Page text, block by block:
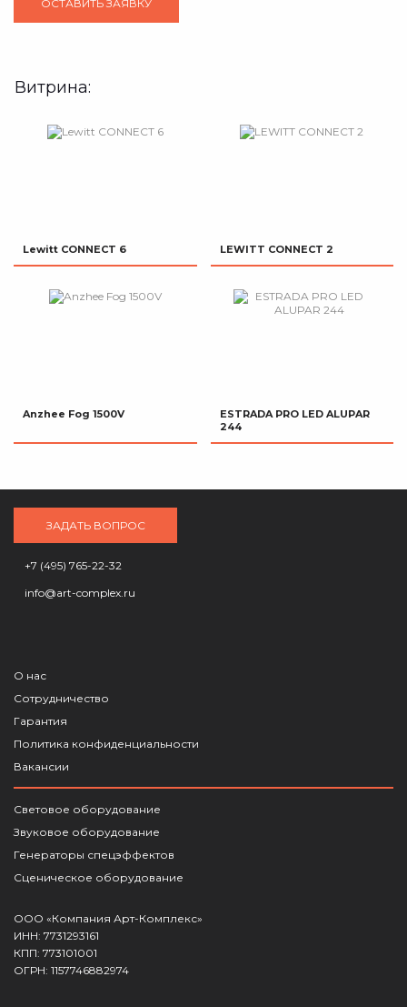
Витрина:
Lewitt CONNECT 6 LEWITT CONNECT 2
Anzhee Fog 1500V
ESTRADA PRO LED ALUPAR
244
ЗАДАТЬ ВОПРОС
+7 (495) 765-22-32
info@art-complex.ru
О нас
Сотрудничество
Гарантия
Политика конфиденциальности
Вакансии
Световое оборудование
Звуковое оборудование
Генераторы спецэффектов
Сценическое оборудование
ООО «Компания Арт-Комплекс»
ИНН: 7731293161
КПП: 773101001
ОГРН: 1157746882974